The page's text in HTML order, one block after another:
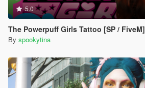
5.0
The Powerpuff Girls Tattoo [SP / FiveM]
By spookytina